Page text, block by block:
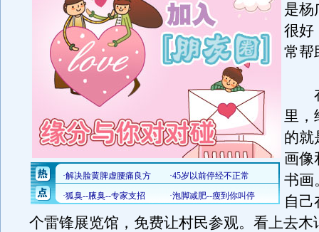
是杨
很好
常帮
在
里，
的就
画像
书画
自己
个雷锋展览馆，免费让村民参观。看上去木